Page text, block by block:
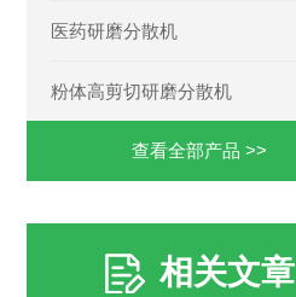
医药研磨分散机
粉体高剪切研磨分散机
查看全部产品 >>
相关文章